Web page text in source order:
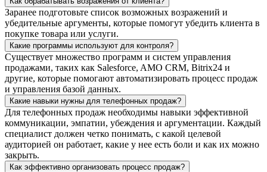
Заранее подготовьте список возможных возражений и
убедительные аргументы, которые помогут убедить клиента в
покупке товара или услуги.
Какие программы используют для контроля?
Существует множество программ и систем управления
продажами, таких как Salesforce, AMO CRM, Bitrix24 и
другие, которые помогают автоматизировать процесс продаж
и управления базой данных.
Какие навыки нужны для телефонных продаж?
Для телефонных продаж необходимы навыки эффективной
коммуникации, эмпатии, убеждения и аргументации. Каждый
специалист должен четко понимать, с какой целевой
аудиторией он работает, какие у нее есть боли и как их можно
закрыть.
Как эффективно организовать процесс продаж?